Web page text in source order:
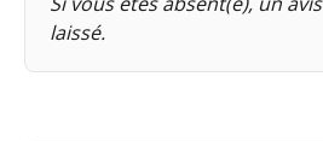
laissé.